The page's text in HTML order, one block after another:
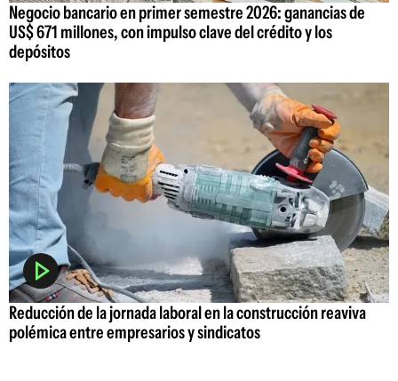
Negocio bancario en primer semestre 2026: ganancias de
US$ 671 millones, con impulso clave del crédito y los
depósitos
Reducción de la jornada laboral en la construcción reaviva
polémica entre empresarios y sindicatos